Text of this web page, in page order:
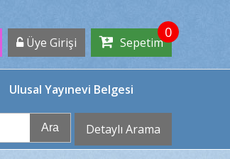
Üye Girişi Sepetim
0
Ulusal Yayınevi Belgesi
Detaylı Arama
Ara